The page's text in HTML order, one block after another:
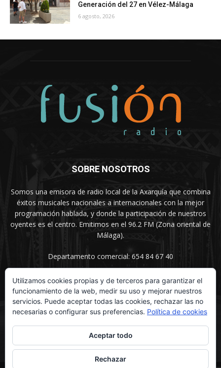
Generación del 27 en Vélez-Málaga
6 agosto, 2026
SOBRE NOSOTROS
Somos una emisora de radio local de la Axarquía que combina
éxitos musicales nacionales a internacionales con la mejor
programación hablada, y donde la participación de nuestros
oyentes es el centro. Emitimos en el 96.2 FM (Zona oriental de
Málaga).
Departamento comercial: 654 84 67 40
SÍGUENOS
Utilizamos cookies propias y de terceros para garantizar el
funcionamiento de la web, medir su uso y mejorar nuestros
servicios. Puede aceptar todas las cookies, rechazar las no
necesarias o configurar sus preferencias. Política de cookies
Aceptar todo
Rechazar